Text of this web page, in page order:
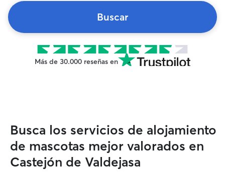
Buscar
Más de 30.000 reseñas en
Busca los servicios de alojamiento
de mascotas mejor valorados en
Castejón de Valdejasa